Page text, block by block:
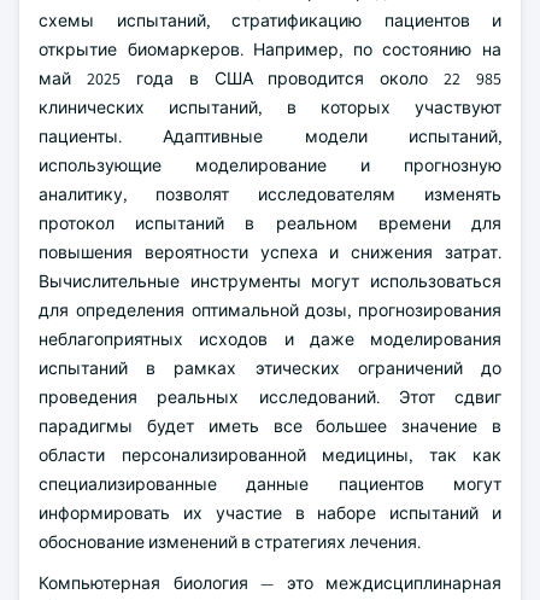
схемы испытаний, стратификацию пациентов и
открытие биомаркеров. Например, по состоянию на
май 2025 года в США проводится около 22 985
клинических испытаний, в которых участвуют
пациенты. Адаптивные модели испытаний,
использующие моделирование и прогнозную
аналитику, позволят исследователям изменять
протокол испытаний в реальном времени для
повышения вероятности успеха и снижения затрат.
Вычислительные инструменты могут использоваться
для определения оптимальной дозы, прогнозирования
неблагоприятных исходов и даже моделирования
испытаний в рамках этических ограничений до
проведения реальных исследований. Этот сдвиг
парадигмы будет иметь все большее значение в
области персонализированной медицины, так как
специализированные данные пациентов могут
информировать их участие в наборе испытаний и
обоснование изменений в стратегиях лечения.
Компьютерная биология — это междисциплинарная